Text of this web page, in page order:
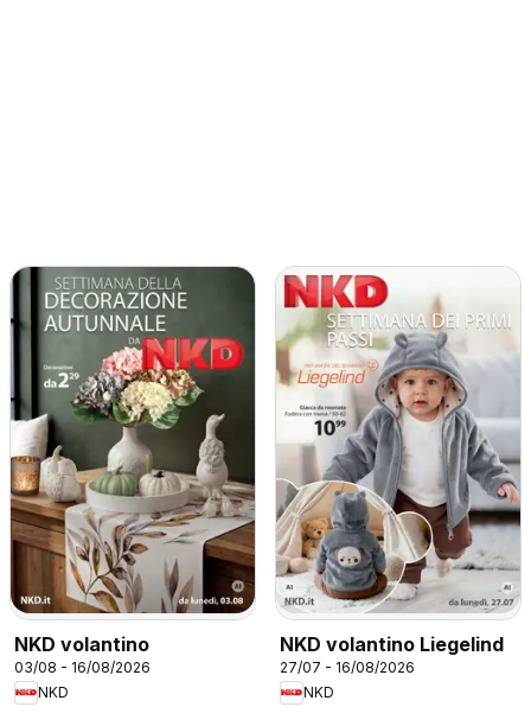
NKD volantino
03/08 - 16/08/2026
NKD
NKD volantino Liegelind
27/07 - 16/08/2026
NKD